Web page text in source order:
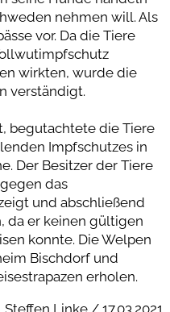
nehmen will. Als
vor. Da die Tiere
wirkten, wurde die
verständigt.
begutachtete die Tiere
Impfschutzes in
Der Besitzer der Tiere
das
und abschließend
da er keinen gültigen
konnte. Die Welpen
Bischdorf und
erholen.